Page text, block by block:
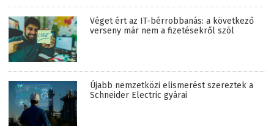
Véget ért az IT-bérrobbanás: a következő
verseny már nem a fizetésekről szól
Újabb nemzetközi elismerést szereztek a
Schneider Electric gyárai